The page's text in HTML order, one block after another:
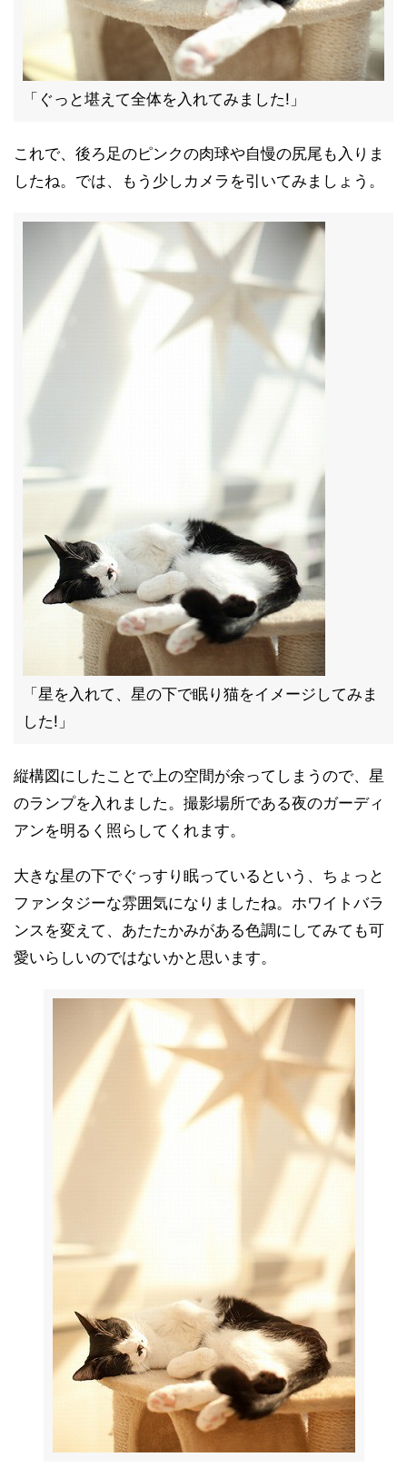
「ぐっと堪えて全体を入れてみました!」
これで、後ろ足のピンクの肉球や自慢の尻尾も入りま
したね。では、もう少しカメラを引いてみましょう。
「星を入れて、星の下で眠り猫をイメージしてみま
した!」
縦構図にしたことで上の空間が余ってしまうので、星
のランプを入れました。撮影場所である夜のガーディ
アンを明るく照らしてくれます。
大きな星の下でぐっすり眠っているという、ちょっと
ファンタジーな雰囲気になりましたね。ホワイトバラ
ンスを変えて、あたたかみがある色調にしてみても可
愛いらしいのではないかと思います。